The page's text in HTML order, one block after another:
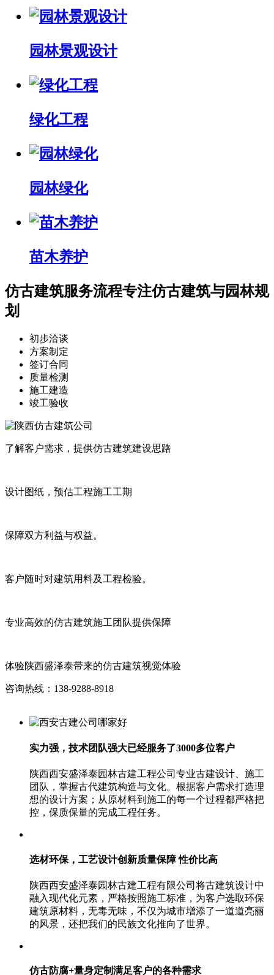
园林景观设计
绿化工程
园林绿化
苗木养护
仿古建筑服务流程专注仿古建筑与园林规
划
初步洽谈
方案制定
签订合同
质量检测
施工建造
竣工验收
了解客户需求，提供仿古建筑建设思路
设计图纸，预估工程施工工期
保障双方利益与权益。
客户随时对建筑用料及工程检验。
专业高效的仿古建筑施工团队提供保障
体验陕西盛泽泰带来的仿古建筑视觉体验
咨询热线：138-9288-8918
实力强，技术团队强大已经服务了3000多位客户
陕西西安盛泽泰园林古建工程公司专业古建设计、施工
团队，掌握古代建筑构造与文化。根据客户需求打造理
想的设计方案；从原材料到施工的每一个过程都严格把
控，保质保量的完成工程任务。
选材环保，工艺设计创新质量保障 性价比高
陕西西安盛泽泰园林古建工程有限公司将古建筑设计中
融入现代化元素，严格按照施工标准，为客户选取环保
建筑原材料，无毒无味，不仅为城市增添了一道道亮丽
的风景，还把我们的民族文化推向了世界。
仿古防腐+量身定制满足客户的各种需求